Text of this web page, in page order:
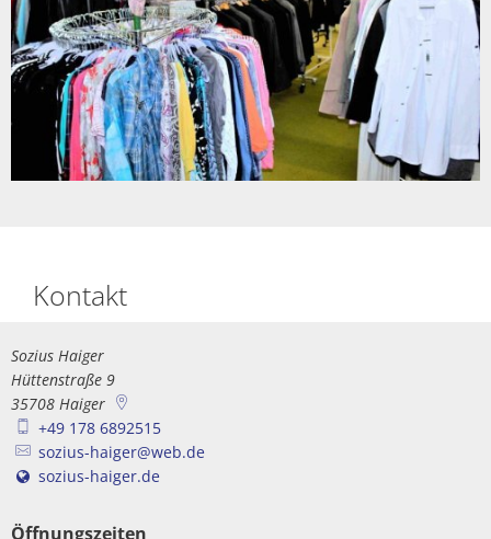
Kontakt
Sozius Haiger
Hüttenstraße 9
35708 Haiger
+49 178 6892515
sozius-haiger@web.de
sozius-haiger.de
Öffnungszeiten